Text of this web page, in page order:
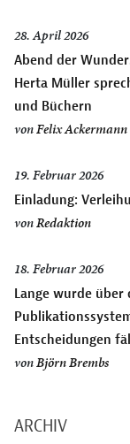
28. April 2026
Abend der
Herta Müller
und Büchern
vonFelix Ackermann
19. Februar 2026
Einladung:
vonRedaktion
18. Februar 2026
Lange wurde über
Entscheidungen
vonBjörn Brembs
ARCHIV